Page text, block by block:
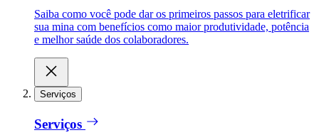
Saiba como você pode dar os primeiros passos para eletrificar
sua mina com benefícios como maior produtividade, potência
e melhor saúde dos colaboradores.
Serviços
Serviços